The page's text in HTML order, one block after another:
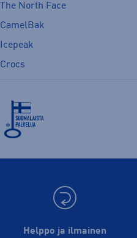
The North Face
CamelBak
Icepeak
Crocs
Helppo ja ilmainen